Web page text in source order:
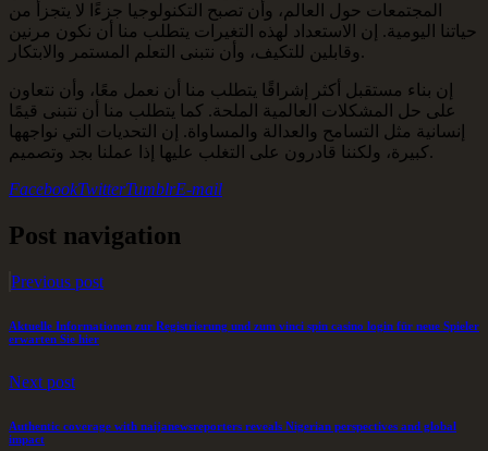
المجتمعات حول العالم، وأن تصبح التكنولوجيا جزءًا لا يتجزأ من
حياتنا اليومية. إن الاستعداد لهذه التغيرات يتطلب منا أن نكون مرنين
وقابلين للتكيف، وأن نتبنى التعلم المستمر والابتكار.
إن بناء مستقبل أكثر إشراقًا يتطلب منا أن نعمل معًا، وأن نتعاون
على حل المشكلات العالمية الملحة. كما يتطلب منا أن نتبنى قيمًا
إنسانية مثل التسامح والعدالة والمساواة. إن التحديات التي نواجهها
كبيرة، ولكننا قادرون على التغلب عليها إذا عملنا بجد وتصميم.
FacebookTwitterTumblrE-mail
Post navigation
Previous post
Aktuelle Informationen zur Registrierung und zum vinci spin casino login für neue Spieler
erwarten Sie hier
Next post
Authentic coverage with naijanewsreporters reveals Nigerian perspectives and global
impact